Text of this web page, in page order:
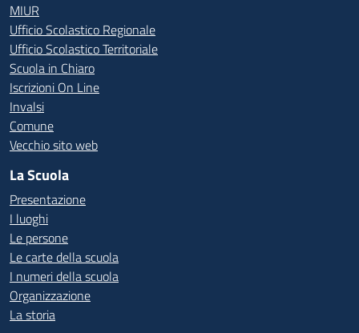
MIUR
Ufficio Scolastico Regionale
Ufficio Scolastico Territoriale
Scuola in Chiaro
Iscrizioni On Line
Invalsi
Comune
Vecchio sito web
La Scuola
Presentazione
I luoghi
Le persone
Le carte della scuola
I numeri della scuola
Organizzazione
La storia